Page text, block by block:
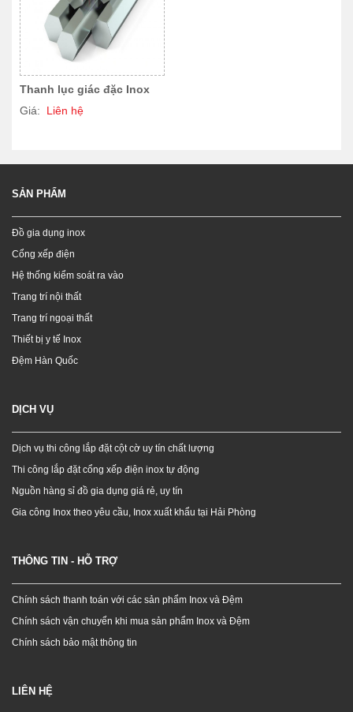
Thanh lục giác đặc Inox
Giá: Liên hệ
SẢN PHẨM
Đồ gia dụng inox
Cổng xếp điện
Hệ thống kiểm soát ra vào
Trang trí nội thất
Trang trí ngoại thất
Thiết bị y tế Inox
Đệm Hàn Quốc
DỊCH VỤ
Dịch vụ thi công lắp đặt cột cờ uy tín chất lượng
Thi công lắp đặt cổng xếp điện inox tự động
Nguồn hàng sỉ đồ gia dụng giá rẻ, uy tín
Gia công Inox theo yêu cầu, Inox xuất khẩu tại Hải Phòng
THÔNG TIN - HỖ TRỢ
Chính sách thanh toán với các sản phẩm Inox và Đệm
Chính sách vận chuyển khi mua sản phẩm Inox và Đệm
Chính sách bảo mật thông tin
LIÊN HỆ